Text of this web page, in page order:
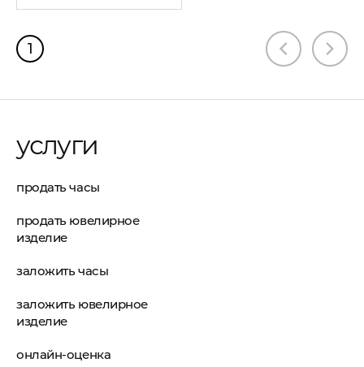
1
услуги
продать часы
продать ювелирное
изделие
заложить часы
заложить ювелирное
изделие
онлайн-оценка